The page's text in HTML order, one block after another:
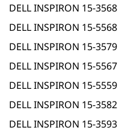
DELL INSPIRON 15-3568
DELL INSPIRON 15-5568
DELL INSPIRON 15-3579
DELL INSPIRON 15-5567
DELL INSPIRON 15-5559
DELL INSPIRON 15-3582
DELL INSPIRON 15-3593